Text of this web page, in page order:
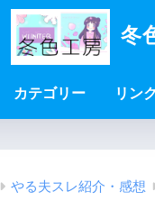
冬
カテゴリー リンク
やる夫スレ紹介・感想